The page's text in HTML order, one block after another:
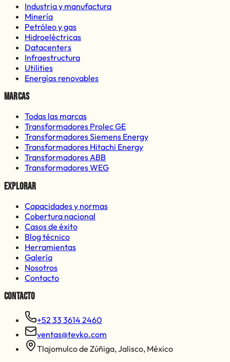
Industria y manufactura
Minería
Petróleo y gas
Hidroeléctricas
Datacenters
Infraestructura
Utilities
Energías renovables
Marcas
Todas las marcas
Transformadores Prolec GE
Transformadores Siemens Energy
Transformadores Hitachi Energy
Transformadores ABB
Transformadores WEG
Explorar
Capacidades y normas
Cobertura nacional
Casos de éxito
Blog técnico
Herramientas
Galería
Nosotros
Contacto
Contacto
+52 33 3614 2460
ventas@tevko.com
Tlajomulco de Zúñiga,Jalisco, México